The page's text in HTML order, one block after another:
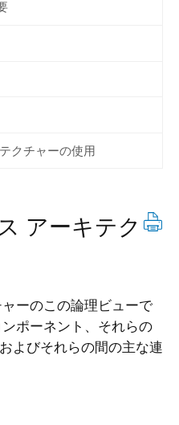
クチャーの使用
アーキテク
ーのこの論理ビューで
ポーネント、それらの
よびそれらの間の主な連